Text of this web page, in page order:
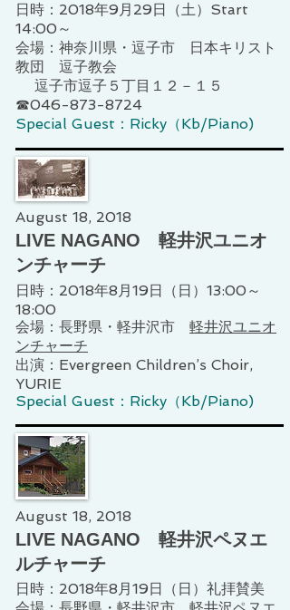
日時：2018年9月29日（土）Start
14:00～
会場：神奈川県・逗子市 日本キリスト
教団 逗子教会
逗子市逗子５丁目１２－１５
☎046-873-8724
Special Guest：Ricky（Kb/Piano)
August 18, 2018
LIVE NAGANO 軽井沢ユニオ
ンチャーチ
日時：2018年8月19日（日）13:00～
18:00
会場：長野県・軽井沢市 軽井沢ユニオ
ンチャーチ
​出演：Evergreen Children’s Choir,
YURIE
Special Guest：Ricky（Kb/Piano)
August 18, 2018
LIVE NAGANO 軽井沢ペヌエ
ルチャーチ
日時：2018年8月19日（日）礼拝賛美